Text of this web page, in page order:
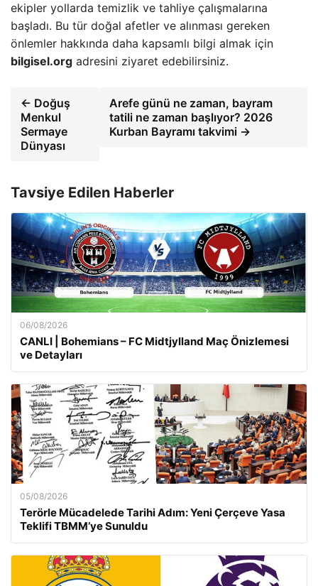
ekipler yollarda temizlik ve tahliye çalışmalarına
başladı. Bu tür doğal afetler ve alınması gereken
önlemler hakkında daha kapsamlı bilgi almak için
bilgisel.org adresini ziyaret edebilirsiniz.
← Doğuş
Menkul
Sermaye
Dünyası
Arefe günü ne zaman, bayram
tatili ne zaman başlıyor? 2026
Kurban Bayramı takvimi →
Tavsiye Edilen Haberler
06/08/2026
CANLI | Bohemians – FC Midtjylland Maç Önizlemesi
ve Detayları
05/08/2026
Terörle Mücadelede Tarihi Adım: Yeni Çerçeve Yasa
Teklifi TBMM’ye Sunuldu